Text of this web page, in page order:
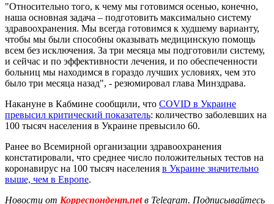
"Относительно того, к чему мы готовимся осенью, конечно,
наша основная задача – подготовить максимально систему
здравоохранения. Мы всегда готовимся к худшему варианту,
чтобы мы были способны оказывать медицинскую помощь
всем без исключения. За три месяца мы подготовили систему,
и сейчас и по эффективности лечения, и по обеспеченности
больниц мы находимся в гораздо лучших условиях, чем это
было три месяца назад", - резюмировал глава Минздрава.
Накануне в Кабмине сообщили, что COVID в Украине
превысил критический показатель: количество заболевших на
100 тысяч населения в Украине превысило 60.
Ранее во Всемирной организации здравоохранения
констатировали, что среднее число положительных тестов на
коронавирус на 100 тысяч населения в Украине значительно
выше, чем в Европе.
Новости от Корреспондент.netв Telegram. Подписывайтесь